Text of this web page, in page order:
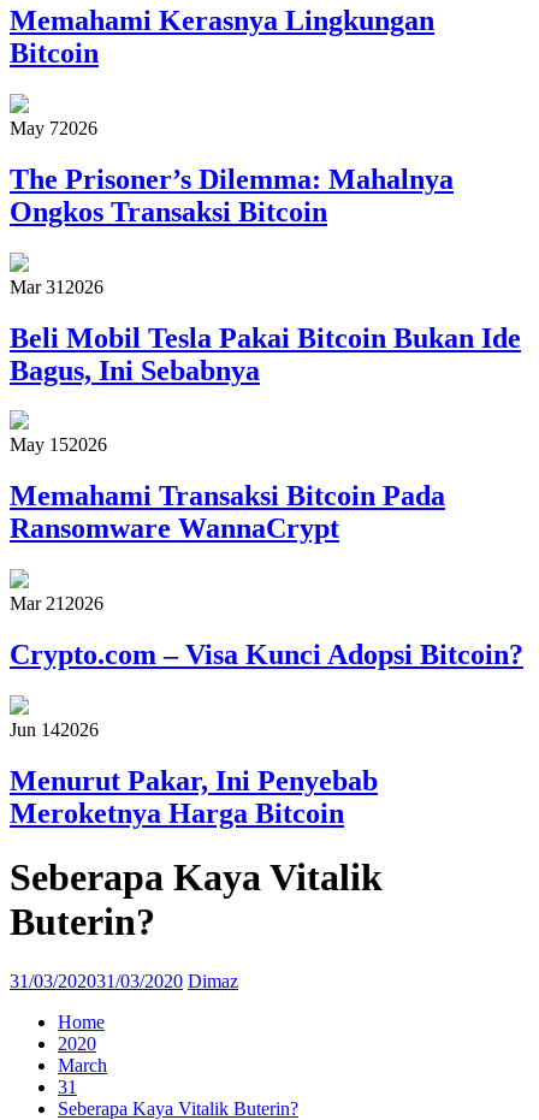
Memahami Kerasnya Lingkungan
Bitcoin
May 72026
The Prisoner’s Dilemma: Mahalnya
Ongkos Transaksi Bitcoin
Mar 31 2026
Beli Mobil Tesla Pakai Bitcoin Bukan Ide
Bagus, Ini Sebabnya
May 152026
Memahami Transaksi Bitcoin Pada
Ransomware WannaCrypt
Mar 21 2026
Crypto.com – Visa Kunci Adopsi Bitcoin?
Jun 142026
Menurut Pakar, Ini Penyebab
Meroketnya Harga Bitcoin
Seberapa Kaya Vitalik
Buterin?
31/03/202031/03/2020 Dimaz
Home
2020
March
31
Seberapa Kaya Vitalik Buterin?